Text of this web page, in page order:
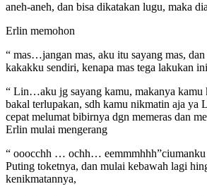
aneh-aneh, dan bisa dikatakan lugu, maka
Erlin memohon
“ mas…jangan mas, aku itu sayang mas, dan
kakakku sendiri, kenapa mas tega lakukan
“ Lin…aku jg sayang kamu, makanya kamu
bakal terlupakan, sdh kamu nikmatin aja ya
cepat melumat bibirnya dgn memeras dan
Erlin mulai mengerang
“ ooocchh … ochh… eemmmhhh”ciumanku
Puting toketnya, dan mulai kebawah lagi
kenikmatannya,